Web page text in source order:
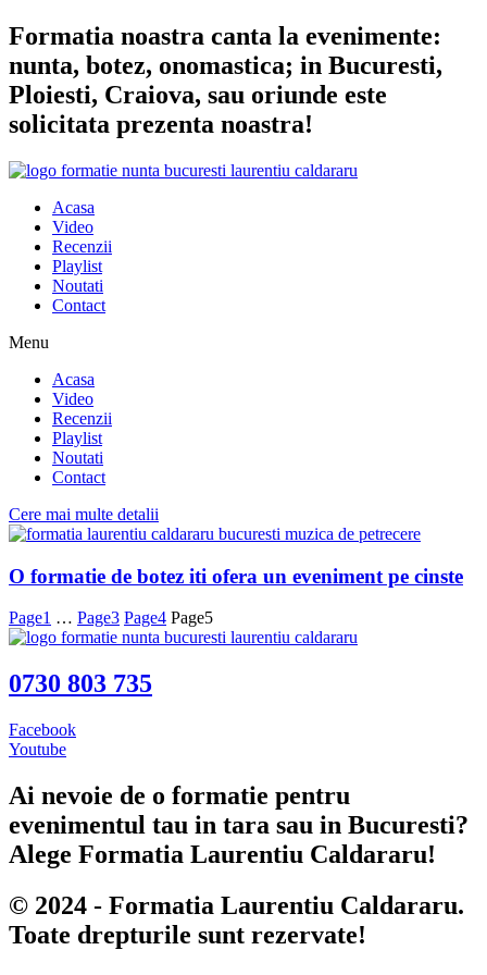
Sari
la
conținut
Formatia noastra canta la evenimente:
nunta, botez, onomastica; in Bucuresti,
Ploiesti, Craiova, sau oriunde este
solicitata prezenta noastra!
Acasa
Video
Recenzii
Playlist
Noutati
Contact
Menu
Acasa
Video
Recenzii
Playlist
Noutati
Contact
Cere mai multe detalii
O formatie de botez iti ofera un eveniment pe cinste
Page1 … Page3 Page4 Page5
0730 803 735
Facebook
Youtube
Ai nevoie de o formatie pentru
evenimentul tau in tara sau in Bucuresti?
Alege Formatia Laurentiu Caldararu!
© 2024 - Formatia Laurentiu Caldararu.
Toate drepturile sunt rezervate!